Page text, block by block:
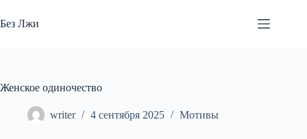
к
сути
Без Лжи
Женское одиночество
writer 4 сентября 2025 Мотивы